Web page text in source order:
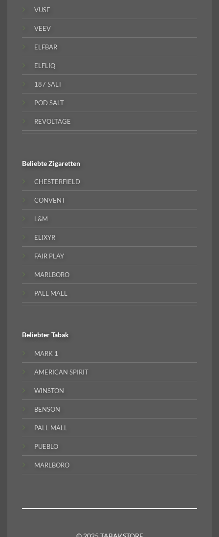
VUSE
VEEV
ELFBAR
ELFLIQ
187 SALT
POD SALT
REVOLTAGE
BeliebteZigaretten
CHESTERFIELD
CONVENT
L&M
ELIXYR
FAIR PLAY
MARLBORO
PALL MALL
BeliebterTabak
MARK 1
AMERICAN SPIRIT
WINSTON
BENSON
PALL MALL
PUEBLO
MARLBORO